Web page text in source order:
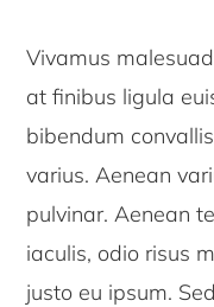
Vivamus
at finibus ligula
bibendum
varius. Aenean
pulvinar. Aenean
iaculis, odio risus
justo eu ipsum.